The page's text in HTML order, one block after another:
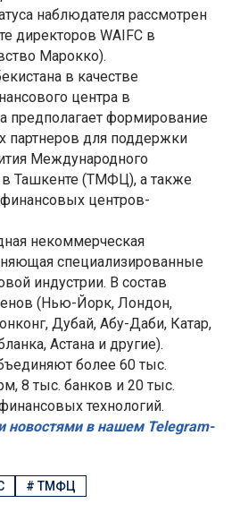
наблюдателя рассмотрен
директоров WAIFC в
Марокко).
в качестве
центра в
предполагает формирование
партнеров для поддержки
Международного
в Ташкенте (ТМФЦ), а также
финансовых центров-
некоммерческая
специализированные
индустрии. В состав
(Нью-Йорк, Лондон,
Дубай, Абу-Даби, Катар,
Астана и другие).
более 60 тыс.
8 тыс. банков и 20 тыс.
технологий.
новостями в нашем Telegram-
#ТМФЦ